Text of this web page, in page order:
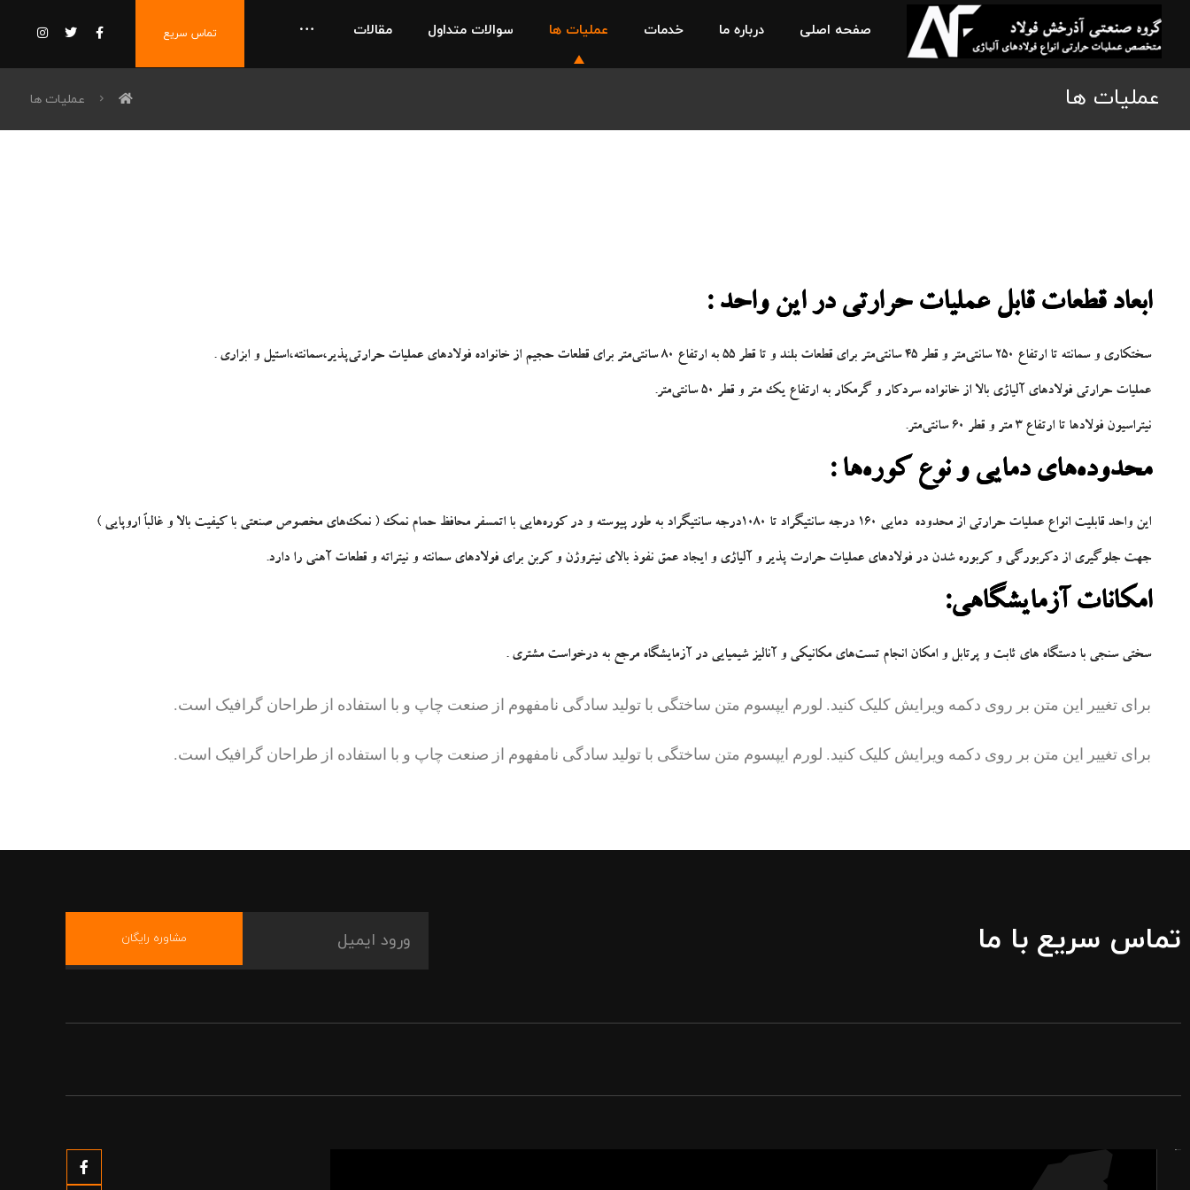
صفحه اصلی درباره ما خدمات عملیات ها سوالات متداول مقالات تماس سریع
عملیات ها عملیات ها
ابعاد قطعات قابل عملیات حرارتی در این واحد :
سختکاری و سمانته تا ارتفاع 250 سانتی‌متر و قطر 45 سانتی‌متر برای قطعات بلند و تا قطر 55 به ارتفاع 80 سانتی‌متر برای قطعات حجیم از خانواده فولادهای عملیات حرارتی‌پذیر،سمانته،استیل و ابزاری .
عملیات حرارتی فولادهای آلیاژی بالا از خانواده سردکار و گرمکار به ارتفاع یک متر و قطر 50 سانتی‌متر.
نیتراسیون فولادها تا ارتفاع 3 متر و قطر 60 سانتی‌متر.
محدوده‌های دمایی و نوع کوره‌ها :
این واحد قابلیت انواع عملیات حرارتی از محدوده دمایی 160 درجه سانتیگراد تا 1080درجه سانتیگراد به طور پیوسته و در کوره‌هایی با اتمسفر محافظ حمام نمک ( نمک‌های مخصوص صنعتی با کیفیت بالا و غالباً اروپایی )
جهت جلوگیری از دکربورگی و کربوره شدن در فولادهای عملیات حرارت پذیر و آلیاژی و ایجاد عمق نفوذ بالای نیتروژن و کربن برای فولادهای سمانته و نیتراته و قطعات آهنی را دارد.
امکانات آزمایشگاهی:
سختی سنجی با دستگاه های ثابت و پرتابل و امکان انجام تست‌های مکانیکی و آنالیز شیمیایی در آزمایشگاه مرجع به درخواست مشتری .
برای تغییر این متن بر روی دکمه ویرایش کلیک کنید. لورم ایپسوم متن ساختگی با تولید سادگی نامفهوم از صنعت چاپ و با استفاده از طراحان گرافیک است.
برای تغییر این متن بر روی دکمه ویرایش کلیک کنید. لورم ایپسوم متن ساختگی با تولید سادگی نامفهوم از صنعت چاپ و با استفاده از طراحان گرافیک است.
تماس سریع با ما مشاوره رایگان